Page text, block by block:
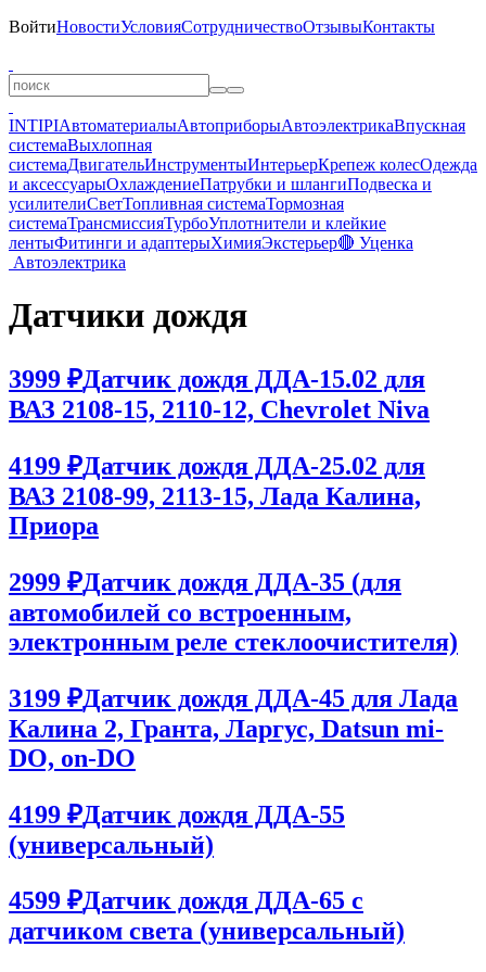
ВойтиНовостиУсловияСотрудничествоОтзывыКонтакты
INTIPIАвтоматериалыАвтоприборыАвтоэлектрикаВпускная
системаВыхлопная
системаДвигательИнструментыИнтерьерКрепеж колесОдежда
и аксессуарыОхлаждениеПатрубки и шлангиПодвеска и
усилителиСветТопливная системаТормозная
системаТрансмиссияТурбоУплотнители и клейкие
лентыФитинги и адаптерыХимияЭкстерьер🔴 Уценка
Автоэлектрика
Датчики дождя
3999 ₽Датчик дождя ДДА-15.02 для
ВАЗ 2108-15, 2110-12, Chevrolet Niva
4199 ₽Датчик дождя ДДА-25.02 для
ВАЗ 2108-99, 2113-15, Лада Калина,
Приора
2999 ₽Датчик дождя ДДА-35 (для
автомобилей со встроенным,
электронным реле стеклоочистителя)
3199 ₽Датчик дождя ДДА-45 для Лада
Калина 2, Гранта, Ларгус, Datsun mi-
DO, on-DO
4199 ₽Датчик дождя ДДА-55
(универсальный)
4599 ₽Датчик дождя ДДА-65 с
датчиком света (универсальный)